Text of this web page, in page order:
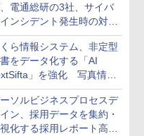
電通総研の3社、サイバ
ンシデント発生時の対応
機管理広報を一体的に訓
るプログラムを提供
ら情報システム、非定型
をデータ化する「AI
」を強化 写真情報
ータ化などに対応
ソルビジネスプロセスデ
ン、採用データを集約・
化する採用レポート高速